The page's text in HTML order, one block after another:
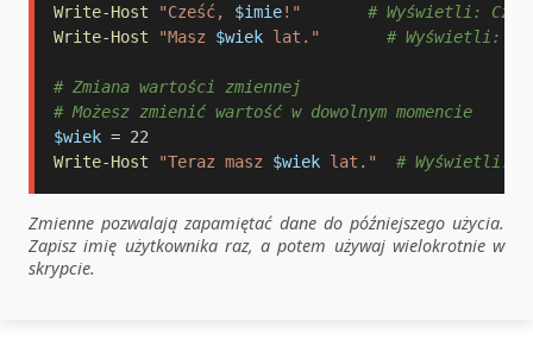
Write-Host
"Cześć, $imie!"
# Wyświetli:
Write-Host
"Masz $wiek lat." # Wyświetli:
# Zmiana wartości zmiennej
# Możesz zmienić wartość w dowolnym momencie
$wiek
Write-Host
"Teraz masz $wiek lat." # Wyświetli:
Zmienne pozwalają zapamiętać dane do późniejszego użycia.
Zapisz imię użytkownika raz, a potem używaj wielokrotnie w
skrypcie.